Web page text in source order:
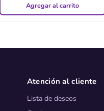
Agregar al carrito
Atención al cliente
Lista de deseos